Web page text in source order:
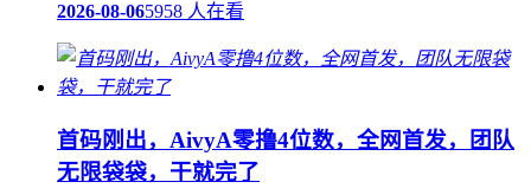
2026-08-065958 人在看
首码刚出，AivyA零撸4位数，全网首发，团队
无限袋袋，干就完了